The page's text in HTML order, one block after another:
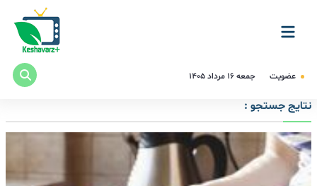
عضویت جمعه ۱۶ مرداد ۱۴۰۵
نتایج جستجو :